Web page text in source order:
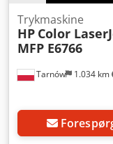
Tarnów 1.034 km
Trykmaskine
HP Color
MFP E6766